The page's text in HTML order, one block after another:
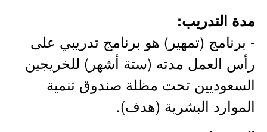
مدة التدريب:
- برنامج (تمهير) هو برنامج تدريبي على
رأس العمل مدته (ستة أشهر) للخريجين
السعوديين تحت مظلة صندوق تنمية
الموارد البشرية (هدف).